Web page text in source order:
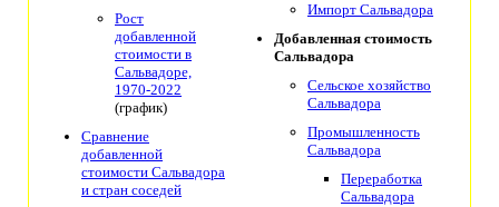
Рост
добавленной
стоимости в
Сальвадоре,
1970-2022
(график)
Сравнение
добавленной
стоимости Сальвадора
и стран соседей
Импорт Сальвадора
Добавленная стоимость
Сальвадора
Сельское хозяйство
Сальвадора
Промышленность
Сальвадора
Переработка
Сальвадора